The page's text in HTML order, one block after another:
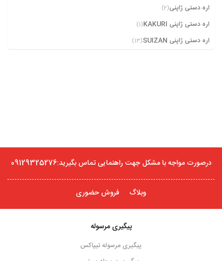
اره دستی ژاپنی(2)
اره دستی ژاپنی KAKURI (1)
اره دستی ژاپنی SUIZAN (13)
درصورت مواجه با مشکل جهت راهنمایی تماس بگیرید:09129325276
وبلاگ فروش حضوری
پیگیری مرسوله
پیگیری مرسوله تیپاکس